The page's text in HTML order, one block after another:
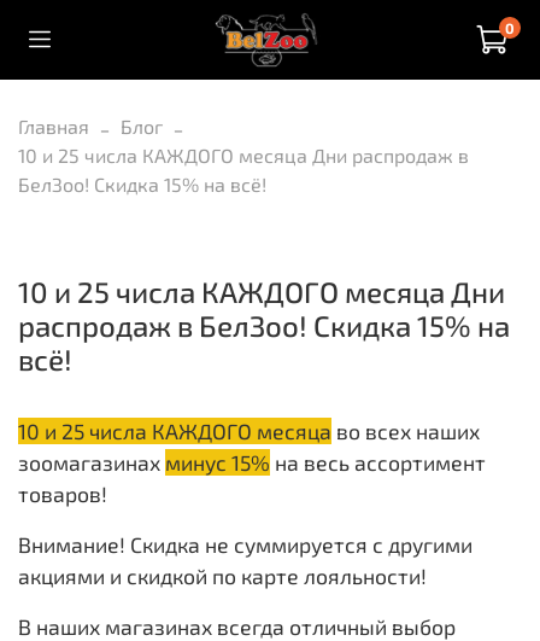
0
Главная
Блог
10 и 25 числа КАЖДОГО месяца Дни распродаж в
БелЗоо! Скидка 15% на всё!
10 и 25 числа КАЖДОГО месяца Дни
распродаж в БелЗоо! Скидка 15% на
всё!
10 и 25 числа КАЖДОГО месяца во всех наших
зоомагазинах минус 15% на весь ассортимент
товаров!
Внимание! Скидка не суммируется с другими
акциями и скидкой по карте лояльности!
В наших магазинах всегда отличный выбор